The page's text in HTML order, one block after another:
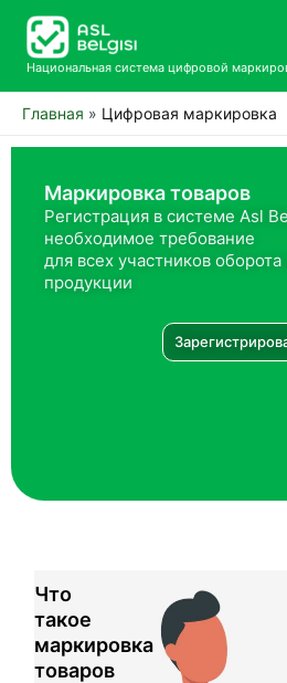
Перейти
содержимому
Национальная система цифровой
Главная Цифровая маркировка
Маркировка товаров
Регистрация в системе Asl
необходимое требование
для всех участников
продукции
Что
такое
маркировка
товаров